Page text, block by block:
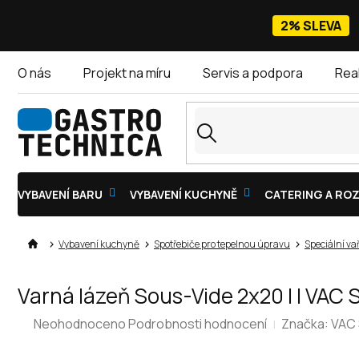
2% SLEVA
O nás Projekt na míru Servis a podpora
VYBAVENÍ BARU VYBAVENÍ KUCHYNĚ CATERING A
Vybavení kuchyně Spotřebiče pro tepelnou úpravu Speciální
Varná lázeň Sous-Vide 2x20 l | VAC
Průměrné
NeohodnocenoPodrobnosti hodnocení Značka:VAC